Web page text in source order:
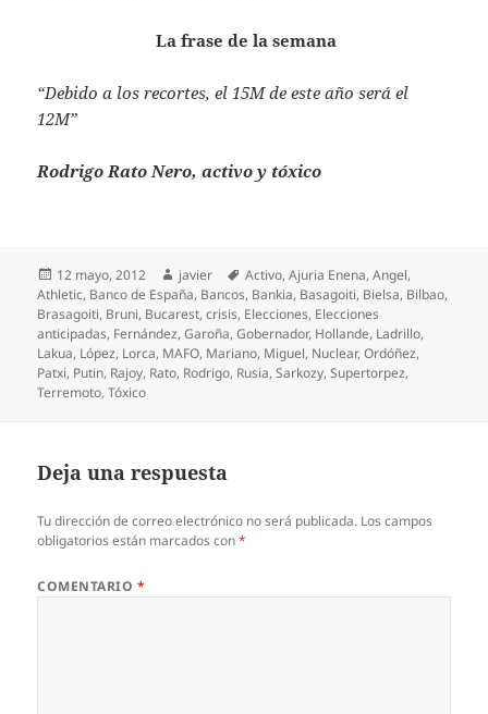
La frase de la semana
“Debido a los recortes, el 15M de este año será el
12M”
Rodrigo Rato Nero, activo y tóxico
Publicado
el
12 mayo, 2012 Autor
javier Etiquetas
Activo,Ajuria Enena,Angel,
Athletic, Banco de España, Bancos, Bankia, Basagoiti, Bielsa, Bilbao,
Brasagoiti, Bruni, Bucarest,crisis, Elecciones, Elecciones
anticipadas, Fernández,Garoña,Gobernador, Hollande, Ladrillo,
Lakua, López, Lorca, MAFO, Mariano, Miguel, Nuclear,Ordóñez,
Patxi, Putin, Rajoy, Rato, Rodrigo, Rusia,Sarkozy,Supertorpez,
Terremoto,Tóxico
Deja una respuesta
Tu dirección de correo electrónico no será publicada. Los campos
obligatorios están marcados con*
COMENTARIO *